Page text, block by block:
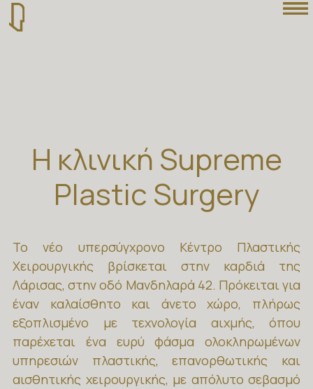
Η κλινική Supreme
Plastic Surgery
Το νέο υπερσύγχρονο Κέντρο Πλαστικής
Χειρουργικής βρίσκεται στην καρδιά της
Λάρισας, στην οδό Μανδηλαρά 42. Πρόκειται για
έναν καλαίσθητο και άνετο χώρο, πλήρως
εξοπλισμένο με τεχνολογία αιχμής, όπου
παρέχεται ένα ευρύ φάσμα ολοκληρωμένων
υπηρεσιών πλαστικής, επανορθωτικής και
αισθητικής χειρουργικής, με απόλυτο σεβασμό